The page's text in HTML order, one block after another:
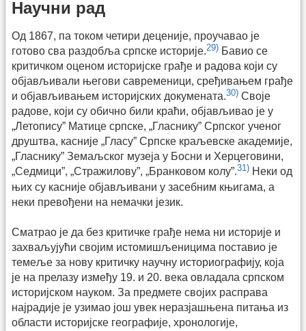
Научни рад
Од 1867, па током четири деценије, проучавао је
готово сва раздобља српске историје.29) Бавио се
критичком оценом историјске грађе и радова који су
објављивали његови савременици, сређивањем грађе
и објављивањем историјских докумената.30) Своје
радове, који су обично били краћи, објављивао је у
„Летопису” Матице српске, „Гласнику” Српског ученог
друштва, касније „Гласу” Српске краљевске академије,
„Гласнику” Земаљског музеја у Босни и Херцеговини,
„Седмици”, „Стражилову”, „Бранковом колу”.31) Неки од
њих су касније објављивани у засебним књигама, а
неки превођени на немачки језик.
Сматрао је да без критичке грађе нема ни историје и
захваљујући својим истомишљеницима поставио је
темеље за нову критичку научну историографију, која
је на прелазу између 19. и 20. века овладала српском
историјском науком. За предмете својих расправа
најрадије је узимао још увек неразјашњена питања из
области историјске географије, хронологије,